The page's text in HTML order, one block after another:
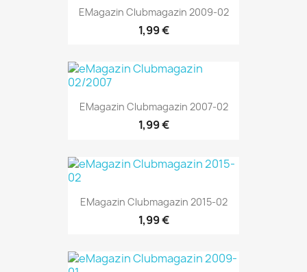
EMagazin Clubmagazin 2009-02
1,99 €
EMagazin Clubmagazin 2007-02
1,99 €
EMagazin Clubmagazin 2015-02
1,99 €